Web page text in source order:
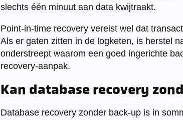
slechts één minuut aan data kwijtraakt.
Point-in-time recovery vereist wel dat
Als er gaten zitten in de logketen, is herstel
onderstreept waarom een goed ingerichte
recovery-aanpak.
Kan database recovery
Database recovery zonder back-up is in